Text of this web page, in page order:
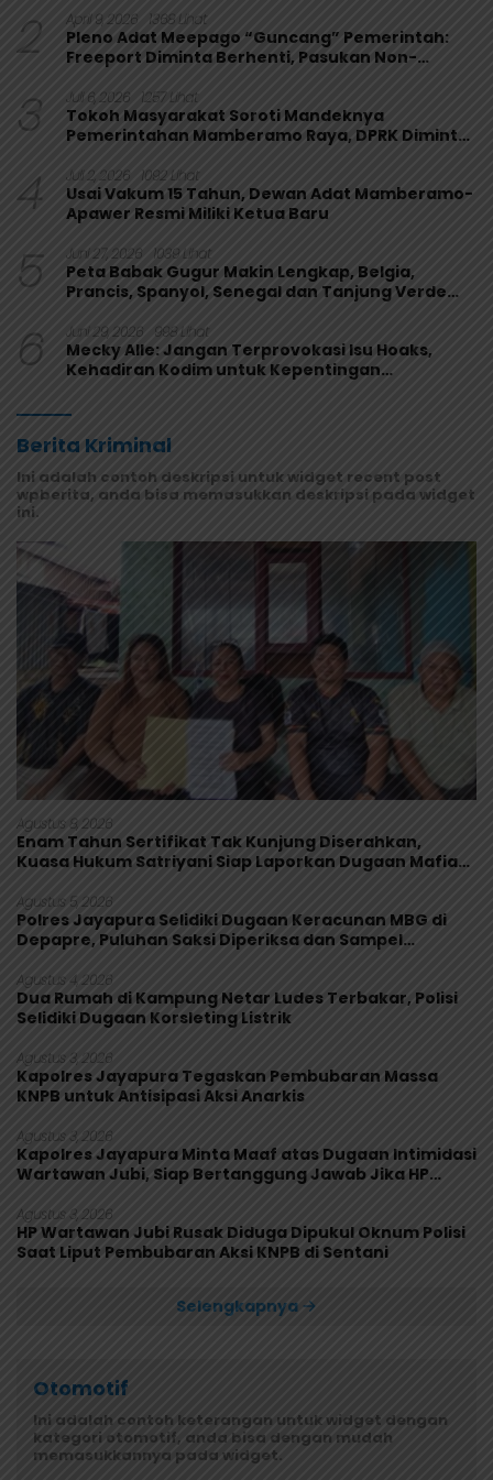
2 April 9, 2026 1368 Lihat
Pleno Adat Meepago “Guncang” Pemerintah:
Freeport Diminta Berhenti, Pasukan Non-
3 Juli 6, 2026 1257 Lihat
Tokoh Masyarakat Soroti Mandeknya
Pemerintahan Mamberamo Raya, DPRK Diminta
4 Juli 2, 2026 1092 Lihat
Usai Vakum 15 Tahun, Dewan Adat Mamberamo-
Apawer Resmi Miliki Ketua Baru
5 Juni 27, 2026 1039 Lihat
Peta Babak Gugur Makin Lengkap, Belgia,
Prancis, Spanyol, Senegal dan Tanjung Verde
6 Juni 29, 2026 998 Lihat
Mecky Alle: Jangan Terprovokasi Isu Hoaks,
Kehadiran Kodim untuk Kepentingan
Berita Kriminal
Ini adalah contoh deskripsi untuk widget recent post
wpberita, anda bisa memasukkan deskripsi pada widget
ini.
Agustus 8, 2026
Enam Tahun Sertifikat Tak Kunjung Diserahkan,
Kuasa Hukum Satriyani Siap Laporkan Dugaan Mafia
Agustus 5, 2026
Polres Jayapura Selidiki Dugaan Keracunan MBG di
Depapre, Puluhan Saksi Diperiksa dan Sampel
Agustus 4, 2026
Dua Rumah di Kampung Netar Ludes Terbakar, Polisi
Selidiki Dugaan Korsleting Listrik
Agustus 3, 2026
Kapolres Jayapura Tegaskan Pembubaran Massa
KNPB untuk Antisipasi Aksi Anarkis
Agustus 3, 2026
Kapolres Jayapura Minta Maaf atas Dugaan Intimidasi
Wartawan Jubi, Siap Bertanggung Jawab Jika HP
Agustus 3, 2026
HP Wartawan Jubi Rusak Diduga Dipukul Oknum Polisi
Saat Liput Pembubaran Aksi KNPB di Sentani
Selengkapnya
Otomotif
Ini adalah contoh keterangan untuk widget dengan
kategori otomotif, anda bisa dengan mudah
memasukkannya pada widget.